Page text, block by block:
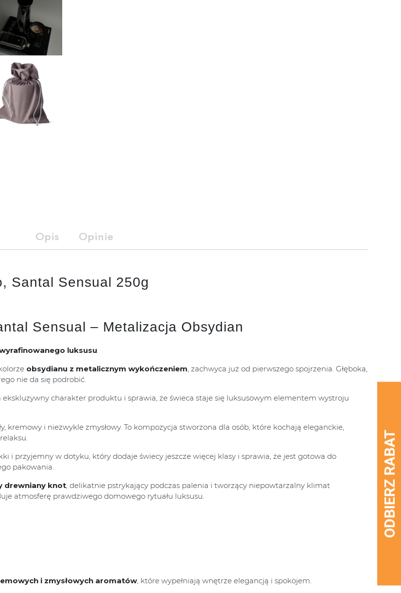
Opis Opinie
Santal Sensual 250g
Sensual – Metalizacja Obsydian
luksusu.
obsydianu z metalicznym wykończeniem, zachwyca już od pierwszego spojrzenia. Głęboka,
nie da się podrobić.
ekskluzywny charakter produktu i sprawia, że świeca staje się luksusowym elementem wystroju
kremowy i niezwykle zmysłowy. To kompozycja stworzona dla osób, które kochają eleganckie,
i przyjemny w dotyku, który dodaje świecy jeszcze więcej klasy i sprawia, że jest gotowa do
pakowania.
drewniany knot, delikatnie pstrykający podczas palenia i tworzący niepowtarzalny klimat
atmosferę prawdziwego domowego rytuału luksusu.
i zmysłowych aromatów, które wypełniają wnętrze elegancją i spokojem.